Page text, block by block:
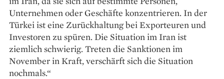
Unternehmen oder Geschäfte konzentrieren. In der
Türkei ist eine Zurückhaltung bei Exporteuren und
Investoren zu spüren. Die Situation im Iran ist
ziemlich schwierig. Treten die Sanktionen im
November in Kraft, verschärft sich die Situation
nochmals.“